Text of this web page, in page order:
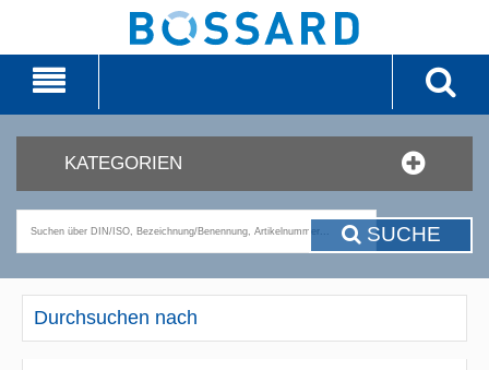
KATEGORIEN
SUCHE
Durchsuchen nach